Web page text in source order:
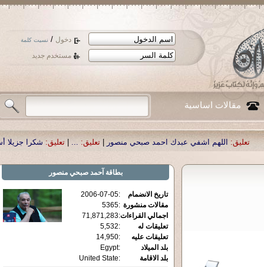
دخول / نسيت كلمة
مستخدم جديد
مقالات اساسية
اشفي عبدك احمد صبحي منصور تعليق: ...
|تعليق: شكرا جزيلا أستاذ حمد
بطاقة آحمد صبحي منصور
تاريخ الانضمام :
2006-07-05
مقالات منشورة :
5365
اجمالي القراءات:
71,871,283
تعليقات له
:
5,532
تعليقات عليه
:
14,950
بلد الميلاد
:
Egypt
بلد الاقامة
:
United State